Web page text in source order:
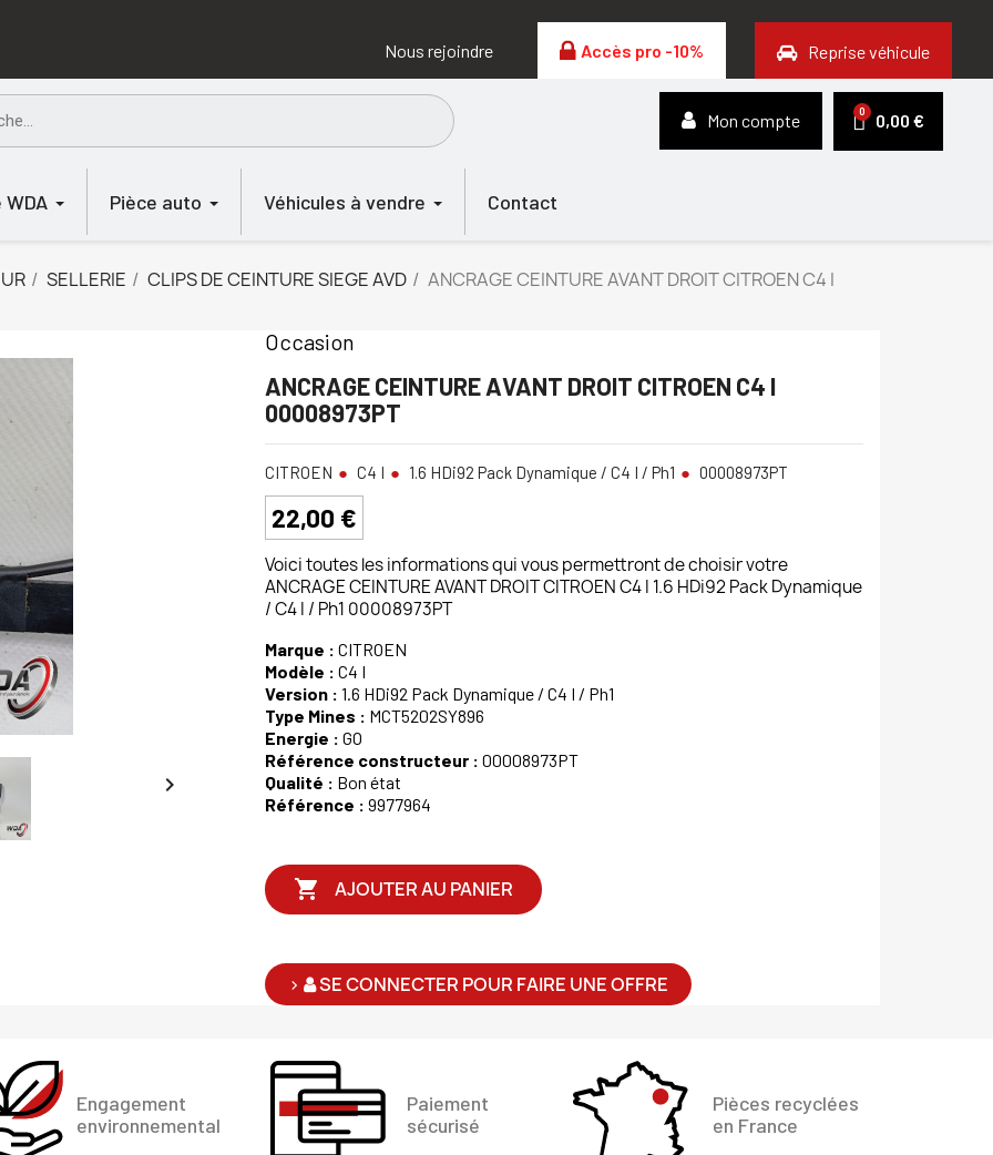
Nous rejoindre Accès pro -10% Reprise véhicule
Mon compte 0,00 €
WDA Pièce auto Véhicules à vendre Contact
SELLERIE CLIPS DE CEINTURE SIEGE AVD ANCRAGE CEINTURE AVANT DROIT CITROEN C4 I

Occasion
ANCRAGE CEINTURE AVANT DROIT CITROEN C4 I
00008973PT
CITROEN C4 I 1.6 HDi92 Pack Dynamique / C4 I / Ph1 00008973PT
22,00 €
Voici toutes les informations qui vous permettront de choisir votre
ANCRAGE CEINTURE AVANT DROIT CITROEN C4 I 1.6 HDi92 Pack Dynamique
/ C4 I / Ph1 00008973PT
Marque : CITROEN
Modèle : C4 I
Version : 1.6 HDi92 Pack Dynamique / C4 I / Ph1
Type Mines : MCT5202SY896
Energie : GO
Référence constructeur : 00008973PT
Qualité : Bon état
Référence : 9977964
 AJOUTER AU PANIER
> SE CONNECTER POUR FAIRE UNE OFFRE
Engagement
environnemental
Paiement
sécurisé
Pièces recyclées
en France